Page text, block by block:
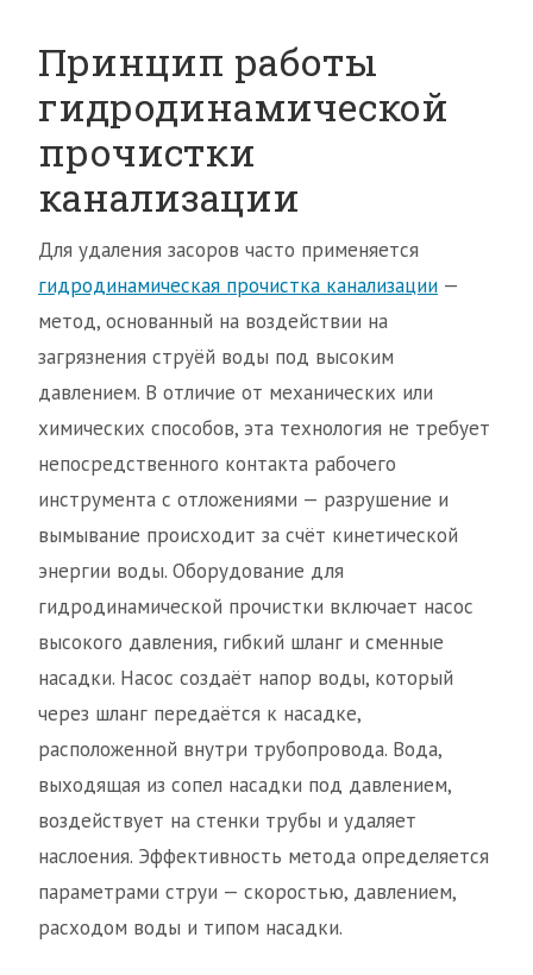
Принцип работы
гидродинамической
прочистки
канализации
Для удаления засоров часто применяется
гидродинамическая прочистка канализации —
метод, основанный на воздействии на
загрязнения струёй воды под высоким
давлением. В отличие от механических или
химических способов, эта технология не требует
непосредственного контакта рабочего
инструмента с отложениями — разрушение и
вымывание происходит за счёт кинетической
энергии воды. Оборудование для
гидродинамической прочистки включает насос
высокого давления, гибкий шланг и сменные
насадки. Насос создаёт напор воды, который
через шланг передаётся к насадке,
расположенной внутри трубопровода. Вода,
выходящая из сопел насадки под давлением,
воздействует на стенки трубы и удаляет
наслоения. Эффективность метода определяется
параметрами струи — скоростью, давлением,
расходом воды и типом насадки.